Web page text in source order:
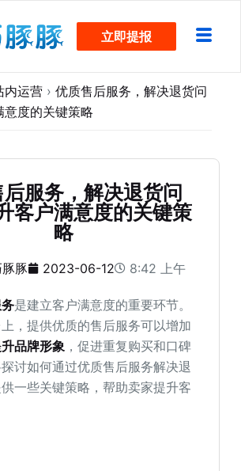
立即提报
内运营 › 优质售后服务，解决退货问
度的关键策略
服务，解决退货问
客户满意度的关键策
略
豚 2023-06-12 8:42 上午
是建立客户满意度的重要环节。
，提供优质的售后服务可以增加
品牌形象 ，促进重复购买和口碑
讨如何通过优质售后服务解决退
一些关键策略，帮助卖家提升客